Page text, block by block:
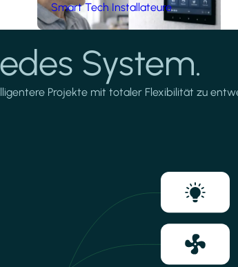
Smart Tech Installateure
System.
Projekte mit totaler Flexibilität zu